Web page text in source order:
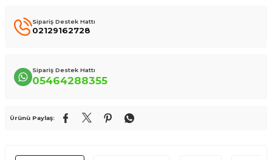
Sipariş Destek Hattı
02129162728
Sipariş Destek Hattı
05464288355
Ürünü Paylaş: